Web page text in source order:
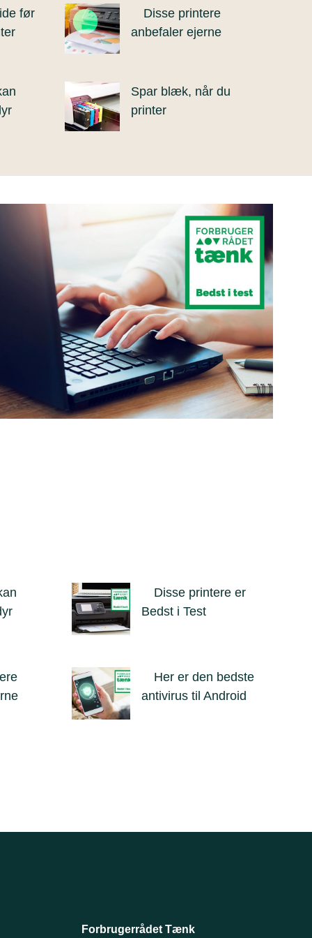
før
Disse printere
anbefaler ejerne
Spar blæk, når du
printer
Disse printere er
Bedst i Test
Her er den bedste
antivirus til Android
Forbrugerrådet Tænk